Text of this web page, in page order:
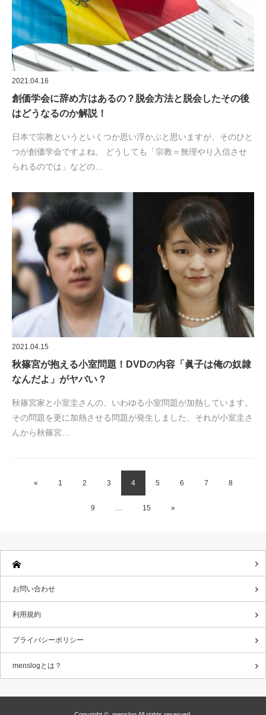
2021.04.16
創価学会に辞め方はあるの？脱会方法と脱会したその後
はどうなるのか解説！
日本で宗教というといくつか思い浮かぶと思いますが、そのひと
つが創価学会ですよね。 どうしても「宗教＝無理やり入信させ
られるのでは」などの…
2021.04.15
秋篠宮が抱える小室問題！DVDの内容「眞子は俺の奴隷
なんだよ」がヤバい？
秋篠宮家と小室圭さんの、いわゆる小室問題が加熱しています。
その問題を更に加熱させる問題が発生しました、それが小室圭さ
んから秋篠宮…
« 1 2 3 4 5 6 7 8
9 … 15 »
お問い合わせ
利用規約
プライバシーポリシー
menslogとは？